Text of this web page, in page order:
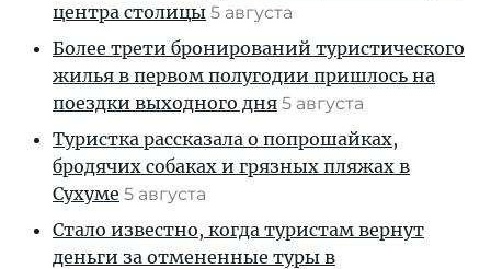
центра столицы 5 августа
Более трети бронирований туристического
жилья в первом полугодии пришлось на
поездки выходного дня 5 августа
Туристка рассказала о попрошайках,
бродячих собаках и грязных пляжах в
Сухуме 5 августа
Стало известно, когда туристам вернут
деньги за отмененные туры в